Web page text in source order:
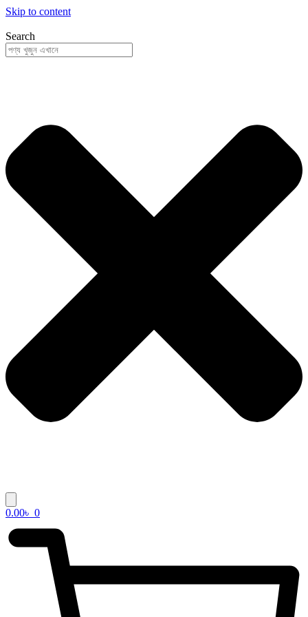
Skip to content
Search
0.00৳ 0